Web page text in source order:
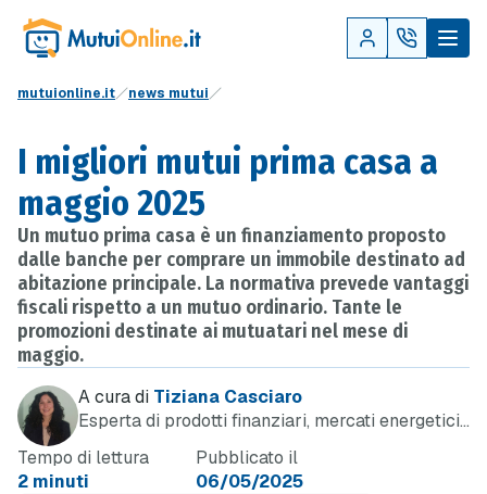
mutuionline.it news mutui
I migliori mutui prima casa a
maggio 2025
Un mutuo prima casa è un finanziamento proposto
dalle banche per comprare un immobile destinato ad
abitazione principale. La normativa prevede vantaggi
fiscali rispetto a un mutuo ordinario. Tante le
promozioni destinate ai mutuatari nel mese di
maggio.
A cura di Tiziana Casciaro
Esperta di prodotti finanziari, mercati energetici
Tempo di lettura
2 minuti
Pubblicato il
06/05/2025